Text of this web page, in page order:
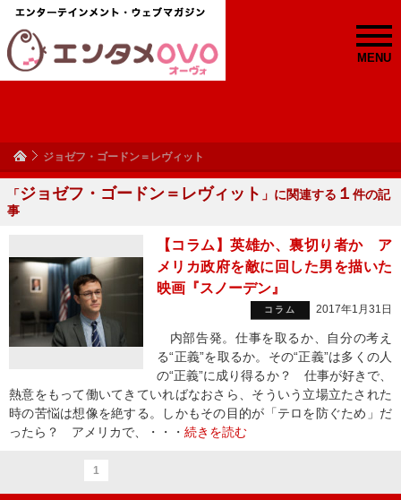
MENU
ジョゼフ・ゴードン＝レヴィット
「ジョゼフ・ゴードン＝レヴィット 」に関連する １ 件の記
事
【コラム】英雄か、裏切り者か ア
メリカ政府を敵に回した男を描いた
映画『スノーデン』
コラム 2017年1月31日
内部告発。仕事を取るか、自分の考え
る“正義”を取るか。その“正義”は多くの人
の“正義”に成り得るか？ 仕事が好きで、
熱意をもって働いてきていればなおさら、そういう立場立たされた
時の苦悩は想像を絶する。しかもその目的が「テロを防ぐため」だ
ったら？ アメリカで、・・・ 続きを読む
1